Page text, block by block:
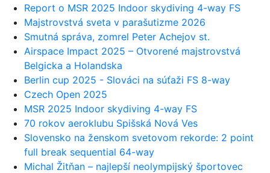
Report o MSR 2025 Indoor skydiving 4-way FS
Majstrovstvá sveta v parašutizme 2026
Smutná správa, zomrel Peter Achejov st.
Airspace Impact 2025 – Otvorené majstrovstvá
Belgicka a Holandska
Berlin cup 2025 - Slováci na súťaži FS 8-way
Czech Open 2025
MSR 2025 Indoor skydiving 4-way FS
70 rokov aeroklubu Spišská Nová Ves
Slovensko na ženskom svetovom rekorde: 2 point
full break sequential 64-way
Michal Žitňan – najlepší neolympijský športovec